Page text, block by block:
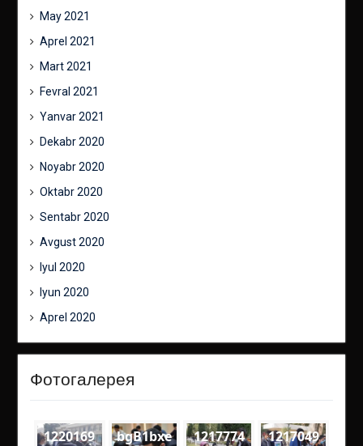
May 2021
Aprel 2021
Mart 2021
Fevral 2021
Yanvar 2021
Dekabr 2020
Noyabr 2020
Oktabr 2020
Sentabr 2020
Avgust 2020
Iyul 2020
Iyun 2020
Aprel 2020
Фотогалерея
1220169
bgB1bxe
1217774
1217049